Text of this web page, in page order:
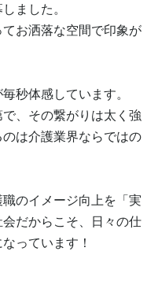
ました。
お洒落な空間で印象が
秒体感しています。
、その繋がりは太く強
は介護業界ならではの
のイメージ向上を「実
だからこそ、日々の仕
っています！